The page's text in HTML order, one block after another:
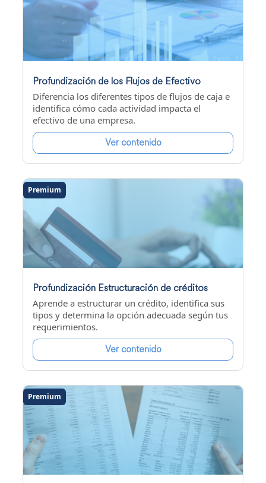
Profundización de los Flujos de Efectivo
Diferencia los diferentes tipos de flujos de caja e
identifica cómo cada actividad impacta el
efectivo de una empresa.
Ver contenido
Premium
Profundización Estructuración de créditos
Aprende a estructurar un crédito, identifica sus
tipos y determina la opción adecuada según tus
requerimientos.
Ver contenido
Premium